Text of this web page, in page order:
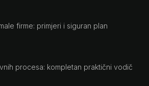
firme: primjeri i siguran plan
procesa: kompletan praktični vodič